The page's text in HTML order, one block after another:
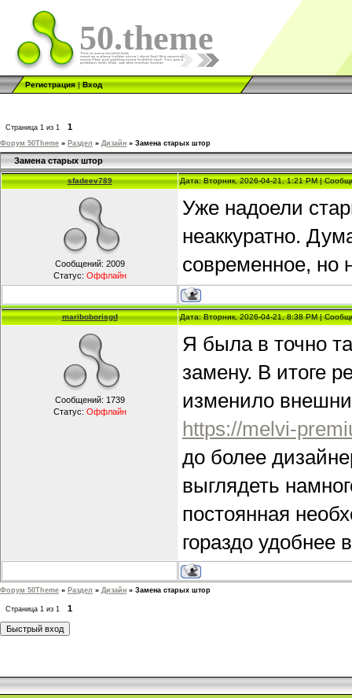
50.theme
Регистрация|Вход
Страница 1 из 1 1
Форум 50Theme » Раздел » Дизайн » Замена старых штор
Замена старых штор
sfadeev789 Дата: Вторник, 2026-04-21, 1:21 PM |
Сообщений: 2009
Статус: Оффлайн
Уже надоели
неаккуратно.
современное, но
mariboborisgd Дата: Вторник, 2026-04-21, 8:38 PM |
Сообщений: 1739
Статус: Оффлайн
Я была в точно
замену. В итоге
изменило
https://melvi-
до более
выглядеть
постоянная
гораздо удобнее
Форум 50Theme » Раздел » Дизайн » Замена старых штор
Страница 1 из 1 1